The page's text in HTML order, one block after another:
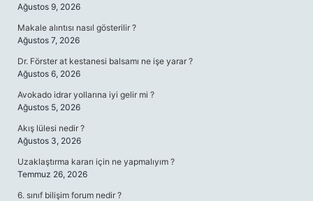
Ağustos 9, 2026
Makale alıntısı nasıl gösterilir ?
Ağustos 7, 2026
Dr. Förster at kestanesi balsamı ne işe yarar ?
Ağustos 6, 2026
Avokado idrar yollarına iyi gelir mi ?
Ağustos 5, 2026
Akış lülesi nedir ?
Ağustos 3, 2026
Uzaklaştırma kararı için ne yapmalıyım ?
Temmuz 26, 2026
6. sınıf bilişim forum nedir ?